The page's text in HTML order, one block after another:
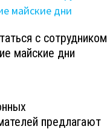
с сотрудником
майские дни
предлагают